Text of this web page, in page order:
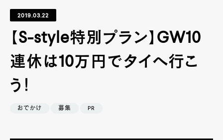
2019.03.22
【S-style特別プラン】GW10
連休は10万円でタイへ行こ
う！
おでかけ 募集 PR